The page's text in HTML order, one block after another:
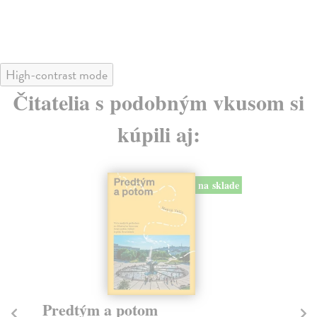
High-contrast mode
Čitatelia s podobným vkusom si
kúpili aj:
Město a jeho nejisté zdi